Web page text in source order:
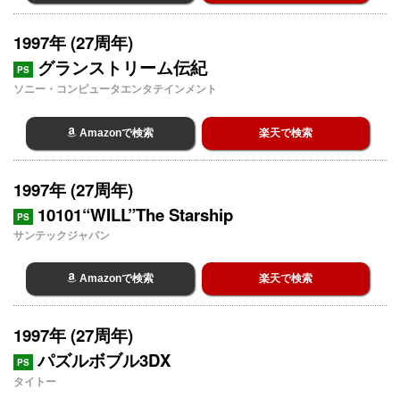
1997年 (27周年)
PS グランストリーム伝紀
ソニー・コンピュータエンタテインメント
Amazonで検索 楽天で検索
1997年 (27周年)
PS 10101“WILL”The Starship
サンテックジャパン
Amazonで検索 楽天で検索
1997年 (27周年)
PS パズルボブル3DX
タイトー